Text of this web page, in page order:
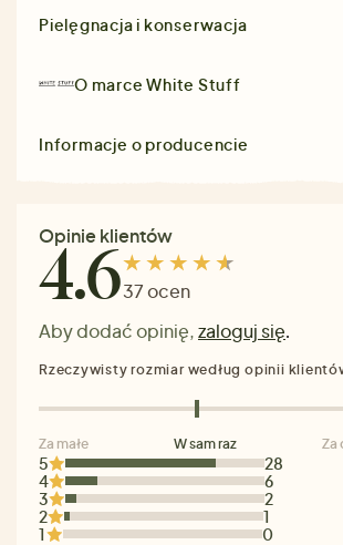
Pielęgnacja i konserwacja
O marceWhite Stuff
Informacje o producencie
Opinie klientów
4.637 ocen
Aby dodać opinię,zaloguj się.
5
28
4
6
3
2
2
1
1
0
Rzeczywisty rozmiar według opinii
Za małe W sam raz Za